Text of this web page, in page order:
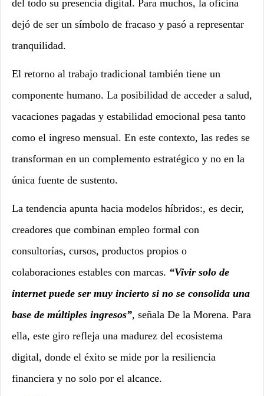
del todo su presencia digital. Para muchos, la oficina
dejó de ser un símbolo de fracaso y pasó a representar
tranquilidad.
El retorno al trabajo tradicional también tiene un
componente humano. La posibilidad de acceder a salud,
vacaciones pagadas y estabilidad emocional pesa tanto
como el ingreso mensual. En este contexto, las redes se
transforman en un complemento estratégico y no en la
única fuente de sustento.
La tendencia apunta hacia modelos híbridos:, es decir,
creadores que combinan empleo formal con
consultorías, cursos, productos propios o
colaboraciones estables con marcas. “Vivir solo de
internet puede ser muy incierto si no se consolida una
base de múltiples ingresos”, señala De la Morena. Para
ella, este giro refleja una madurez del ecosistema
digital, donde el éxito se mide por la resiliencia
financiera y no solo por el alcance.